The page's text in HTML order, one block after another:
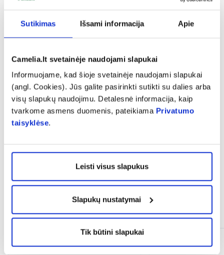
Sutikimas Išsami informacija Apie
Camelia.lt svetainėje naudojami slapukai
Informuojame, kad šioje svetainėje naudojami slapukai
(angl. Cookies). Jūs galite pasirinkti sutikti su dalies arba
visų slapukų naudojimu. Detalesnė informacija, kaip
tvarkome asmens duomenis, pateikiama Privatumo
taisyklėse.
Leisti visus slapukus
Slapukų nustatymai
Tik būtini slapukai
Charakteristika
Sudedamosios dalys
Vartojimas
Panašios prekės